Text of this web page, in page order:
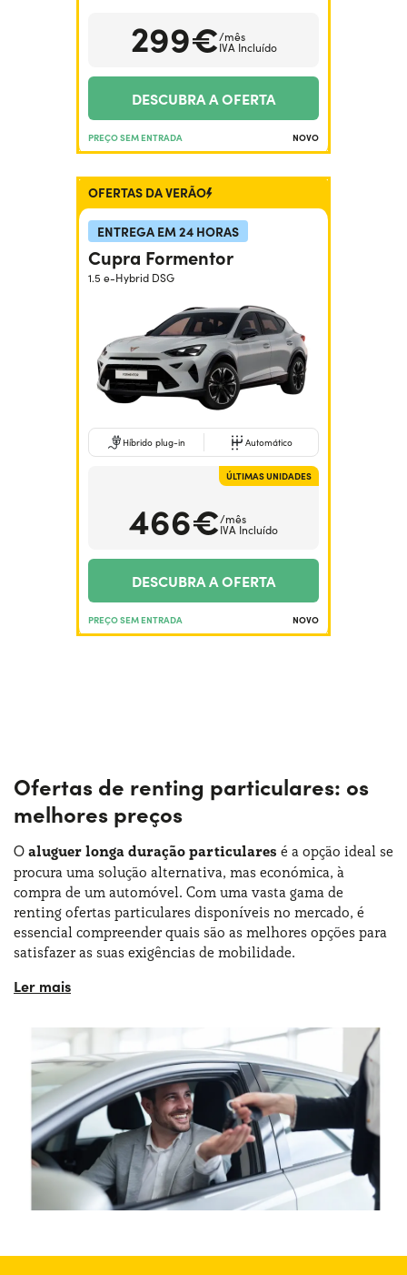
299€/mês
IVA Incluído
DESCUBRA A OFERTA
PREÇO SEM ENTRADA NOVO
OFERTAS DA VERÃO
ENTREGA EM 24 HORAS
Cupra Formentor
1.5 e-Hybrid DSG
Híbrido plug-in Automático
ÚLTIMAS UNIDADES
466€/mês
IVA Incluído
DESCUBRA A OFERTA
PREÇO SEM ENTRADA NOVO
Ofertas de renting particulares: os
melhores preços
O aluguer longa duração particulares é a opção ideal se
procura uma solução alternativa, mas económica, à
compra de um automóvel. Com uma vasta gama de
renting ofertas particulares disponíveis no mercado, é
essencial compreender quais são as melhores opções para
satisfazer as suas exigências de mobilidade.
Navegue na Yoyomove e explore as várias ofertas de
disponíveis e os fatores a ter em conta para escolher a
melhor solução para si. Quando se fala em renting de
longa duração de carros elétricos para particulares e
empresas, com a Yoyomove é possível encontrar
facilmente o automóvel ideal, contando com prazos
assegurados e um apoio de qualidade ao cliente!
fórmula do ald particularesé tão simples quanto
cómoda, precisamente devido à sua flexibilidade: o
aluguer privado de longa duração é a solução ideal se faz
habitualmente o seu veículo para lazer ou trabalho!